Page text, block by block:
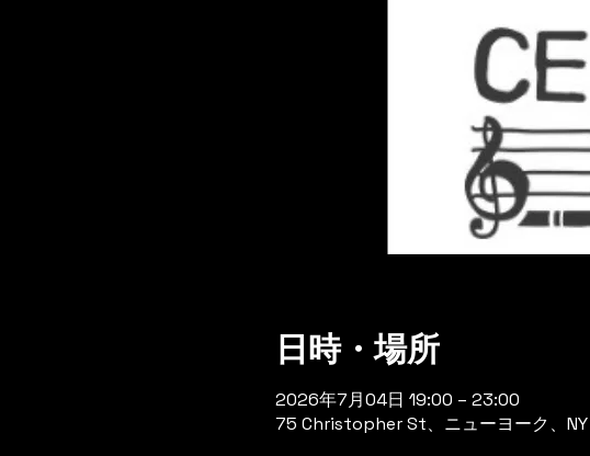
日時・場所
2026年7月04日 19:00 – 23:00
75 Christopher St、ニューヨーク、NY